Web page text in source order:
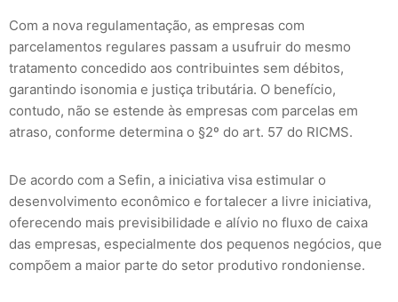
Com a nova regulamentação, as empresas com
parcelamentos regulares passam a usufruir do mesmo
tratamento concedido aos contribuintes sem débitos,
garantindo isonomia e justiça tributária. O benefício,
contudo, não se estende às empresas com parcelas em
atraso, conforme determina o §2º do art. 57 do RICMS.
De acordo com a Sefin, a iniciativa visa estimular o
desenvolvimento econômico e fortalecer a livre iniciativa,
oferecendo mais previsibilidade e alívio no fluxo de caixa
das empresas, especialmente dos pequenos negócios, que
compõem a maior parte do setor produtivo rondoniense.